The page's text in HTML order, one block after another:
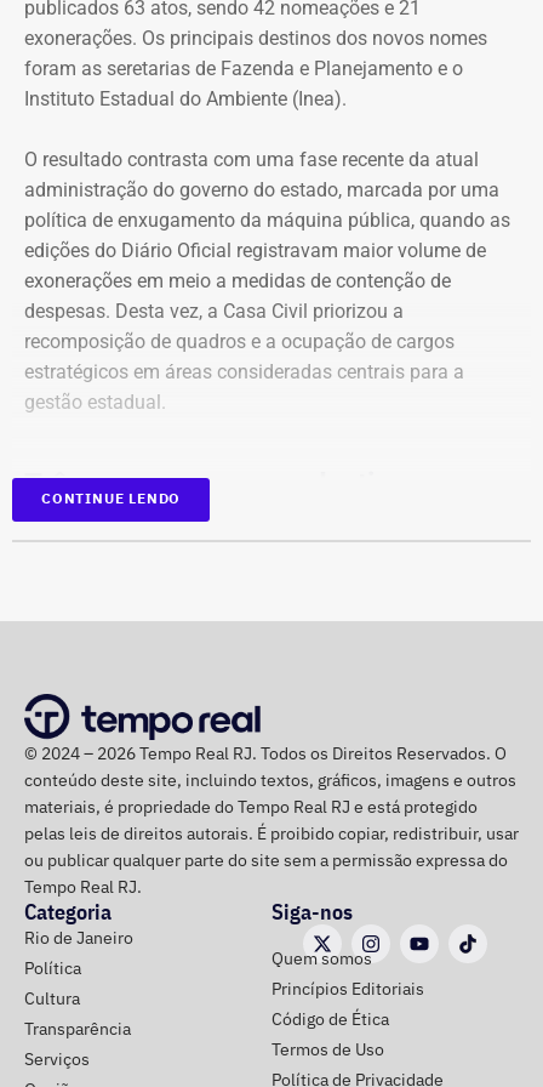
feira (06) e sábado (08).
Durante o período, o estado está sob aviso amarelo, de
perigo potencial, com previsão de ventos entre 40 km/h e
Já para esta sexta, o Inmet emitiu um aviso laranja para
ventos costeiros em áreas do litoral fluminense, incluindo
as regiões das Baixadas Litorâneas e do Norte
Fluminense.
O alerta vale durante todo o dia e indica que a
intensificação dos ventos pode provocar movimentação
de dunas sobre construções na orla. Entre os municípios
publicados 63 atos, sendo 42 nomeações e 21
exonerações. Os principais destinos dos novos nomes
foram as seretarias de Fazenda e Planejamento e o
Instituto Estadual do Ambiente (Inea).
O resultado contrasta com uma fase recente da atual
administração do governo do estado, marcada por uma
política de enxugamento da máquina pública, quando as
edições do Diário Oficial registravam maior volume de
exonerações em meio a medidas de contenção de
despesas. Desta vez, a Casa Civil priorizou a
recomposição de quadros e a ocupação de cargos
estratégicos em áreas consideradas centrais para a
gestão estadual.
Três casas, o mesmo destino
O principal destaque desta manhã teve destino definido:
Planejamento e Gestão recebeu 11 nomeações e 3
exonerações. O reforço abrange desde funções
operacionais de assistente até postos estratégicos de
assessor e coordenador.
Na Secretaria de Estado de Fazenda, foram publicadas 8
nomeações contra apenas 1 exoneração. A
movimentação na pasta foi impulsionada pela aplicação
de decretos de reestruturação organizacional,
promovendo novos chefes de departamento, assessores
e assistentes técnicos.
Também na onda das nomeações, o Inea foi um dos
CONTINUE LENDO
© 2024 – 2026 Tempo Real RJ. Todos os Direitos Reservados. O
conteúdo deste site, incluindo textos, gráficos, imagens e outros
materiais, é propriedade do Tempo Real RJ e está protegido
pelas leis de direitos autorais. É proibido copiar, redistribuir, usar
ou publicar qualquer parte do site sem a permissão expressa do
Tempo Real RJ.
Categoria
Rio de Janeiro
Política
Cultura
Transparência
Serviços
Siga-nos
Quem somos
Princípios Editoriais
Código de Ética
Termos de Uso
Política de Privacidade